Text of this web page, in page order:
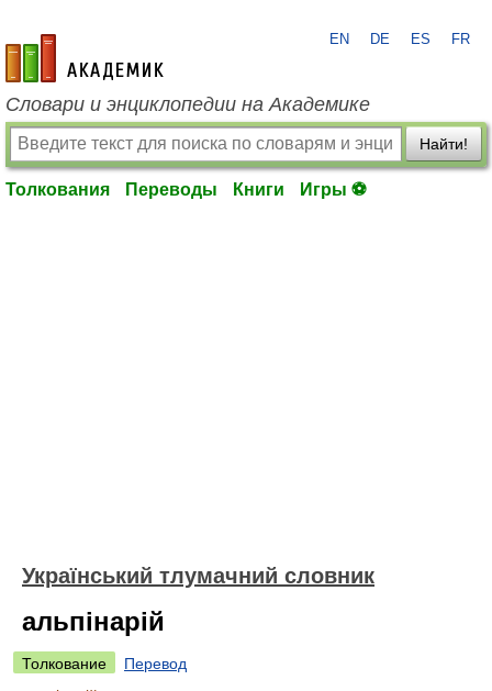
academic.ru
EN DE ES FR
Словари и энциклопедии на Академике
Найти!
Толкования Переводы Книги Игры ⚽
Український тлумачний словник
альпінарій
Толкование
Перевод